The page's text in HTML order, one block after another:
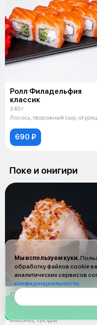
Ролл Филадельфия
классик
240 г
Лосось, творожный сыр, огурец
690 ₽
Поке и онигири
Онигири краб
130 г
майонез, лук фри
Мы используем куки.
обработку файлов cookie
аналитических сервисов
конфиденциальности.